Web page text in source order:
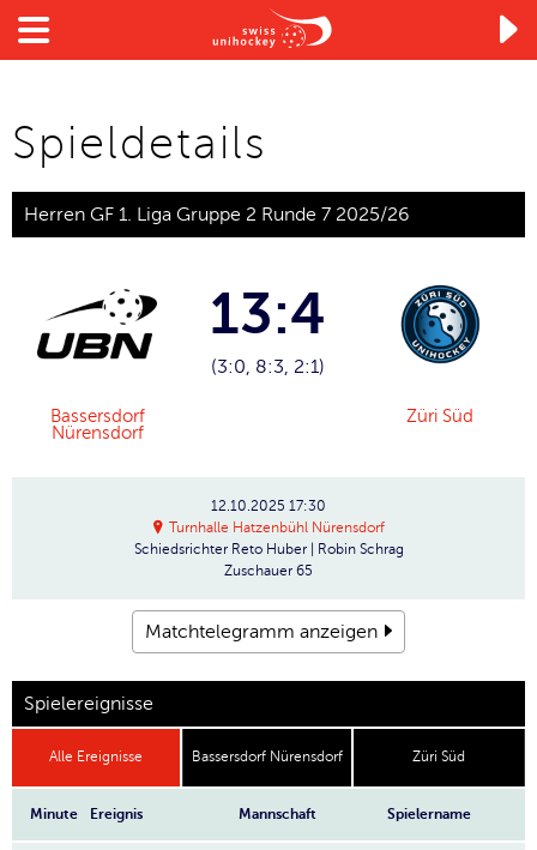

Spieldetails
Herren GF 1. Liga Gruppe 2 Runde 7 2025/26
Bassersdorf
Nürensdorf
13:4
(3:0, 8:3, 2:1)
Züri Süd
12.10.2025 17:30
Turnhalle Hatzenbühl Nürensdorf
Schiedsrichter Reto Huber | Robin Schrag
Zuschauer 65
Matchtelegramm anzeigen
Spielereignisse
Alle Ereignisse Bassersdorf Nürensdorf Züri Süd
Minute Ereignis Mannschaft Spielername